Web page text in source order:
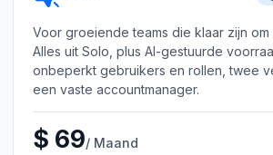
Voor groeiende teams die klaar zijn om
Alles uit Solo, plus AI-gestuurde
onbeperkt gebruikers en rollen, twee
een vaste accountmanager.
$ 69/ Maand